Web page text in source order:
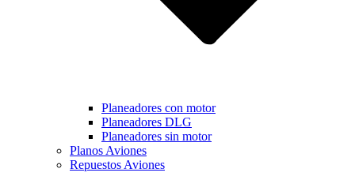
Planeadores con motor
Planeadores DLG
Planeadores sin motor
Planos Aviones
Repuestos Aviones